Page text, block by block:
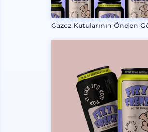
Gazoz Kutularının Önden